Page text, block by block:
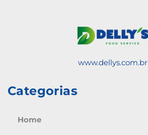
www.dellys.com.br
Categorias
Home